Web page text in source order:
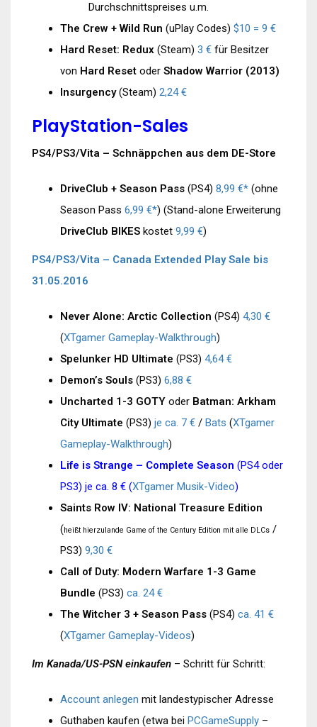
Durchschnittspreises u.m.
The Crew + Wild Run (uPlay Codes) $10 = 9 €
Hard Reset: Redux (Steam) 3 € für Besitzer
von Hard Reset oder Shadow Warrior (2013)
Insurgency(Steam) 2,24 €
PlayStation-Sales
PS4/PS3/Vita – Schnäppchen aus dem DE-Store
DriveClub + Season Pass (PS4) 8,99 €* (ohne
Season Pass 6,99 €*) (Stand-alone Erweiterung
DriveClub BIKES kostet 9,99 €)
PS4/PS3/Vita – Canada Extended Play Sale bis
31.05.2016
Never Alone: Arctic Collection (PS4) 4,30 €
(XTgamer Gameplay-Walkthrough)
Spelunker HD Ultimate (PS3) 4,64 €
Demon’s Souls (PS3) 6,88 €
Uncharted 1-3 GOTY oder Batman: Arkham
City Ultimate (PS3) je ca. 7 € / Bats (XTgamer
Gameplay-Walkthrough)
Life is Strange – Complete Season (PS4 oder
PS3) je ca. 8 € (XTgamer Musik-Video)
Saints Row IV: National Treasure Edition
(heißt hierzulande Game of the Century Edition mit alle DLCs /
PS3) 9,30 €
Call of Duty: Modern Warfare 1-3 Game
Bundle (PS3) ca. 24 €
The Witcher 3 + Season Pass (PS4) ca. 41 €
(XTgamer Gameplay-Videos)
Im Kanada/US-PSN einkaufen – Schritt für Schritt:
Account anlegen mit landestypischer Adresse
Guthaben kaufen (etwa bei PCGameSupply –